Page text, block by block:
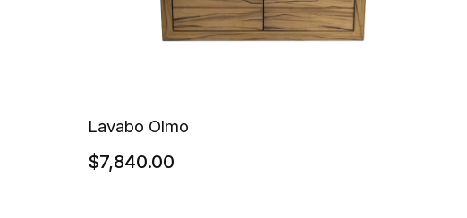
Lavabo Olmo
$7,840.00